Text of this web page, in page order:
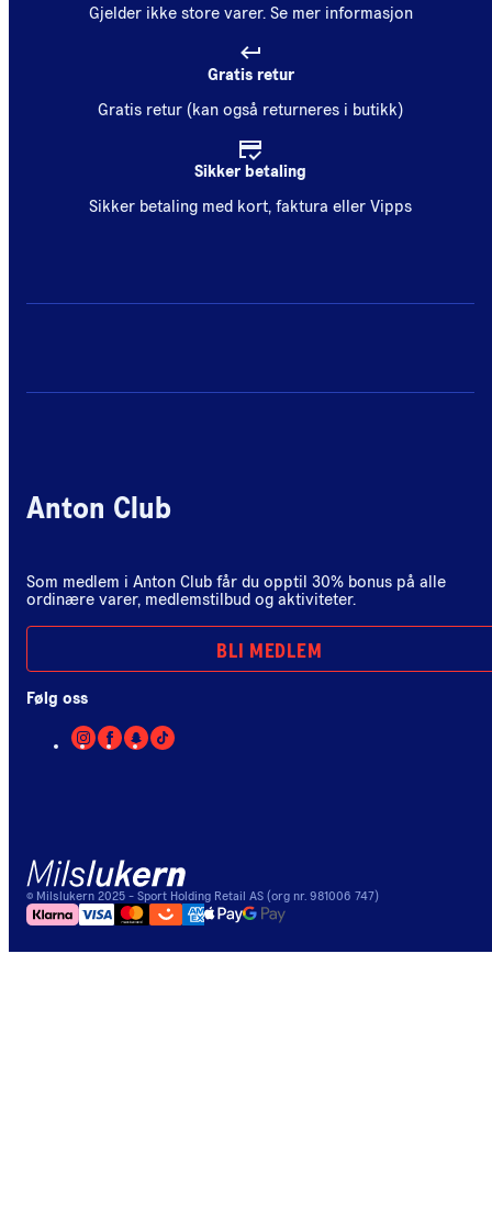
Gjelder ikke store varer. Se mer informasjon
Gratis retur
Gratis retur (kan også returneres i butikk)
Sikker betaling
Sikker betaling med kort, faktura eller Vipps
Anton Club
Som medlem i Anton Club får du opptil 30% bonus på alle
ordinære varer, medlemstilbud og aktiviteter.
BLI MEDLEM
Følg oss
© Milslukern 2025 - Sport Holding Retail AS (org nr. 981006 747)